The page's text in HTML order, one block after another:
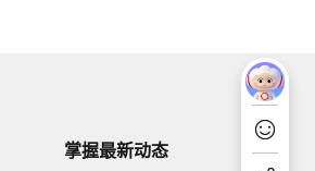
掌握最新动态